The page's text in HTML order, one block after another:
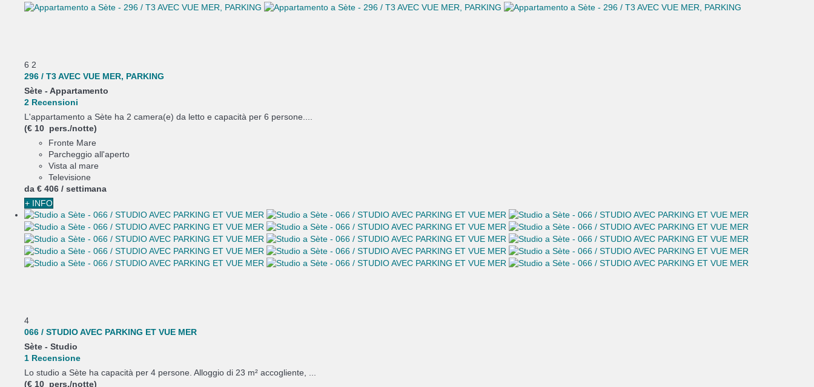
6 2
296 / T3 AVEC VUE MER, PARKING
Sète - Appartamento
2 Recensioni
L'appartamento a Sète ha 2 camera(e) da letto e capacità per 6 persone....
(€ 10 pers./notte)
Fronte Mare
Parcheggio all'aperto
Vista al mare
Televisione
da € 406 / settimana
+ INFO
4
066 / STUDIO AVEC PARKING ET VUE MER
Sète - Studio
1 Recensione
Lo studio a Sète ha capacità per 4 persone. Alloggio di 23 m² accogliente, ...
(€ 10 pers./notte)